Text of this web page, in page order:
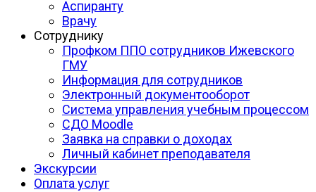
Аспиранту
Врачу
Сотруднику
Профком ППО сотрудников Ижевского
ГМУ
Информация для сотрудников
Электронный документооборот
Система управления учебным процессом
СДО Moodle
Заявка на справки о доходах
Личный кабинет преподавателя
Экскурсии
Оплата услуг